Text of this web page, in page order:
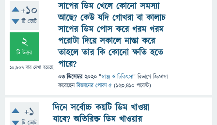
+10
টি ভোট
2
টি উত্তর
10,907 বার দেখা হয়েছে
সাপের ডিম খেলে কোনো সমস্যা
আছে? কেউ যদি গোখরা বা কালাচ
সাপের ডিম পোস করে গরম গরম
পরোটা দিয়ে সকালে নাস্তা করে
তাহলে তার কি কোনো ক্ষতি হতে
পারে?
03 ডিসেম্বর 2020 "স্বাস্থ্য ও চিকিৎসা" বিভাগে জিজ্ঞাসা
করেছেনবিজ্ঞানের পোকা ৫ (123,410 পয়েন্ট)
+1
টি ভোট
দিনে সর্বোচ্চ কয়টি ডিম খাওয়া
যাবে? অতিরিক্ত ডিম খাওয়ার